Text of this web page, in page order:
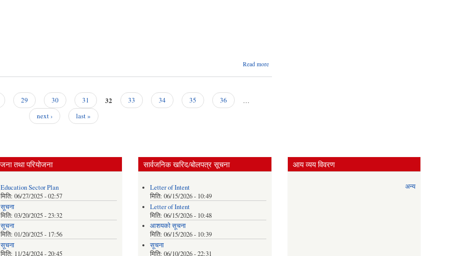
Read moreabout
29 30 31 32 33 34 35 36
…
next ›
last »
तथा परियोजना
Education Sector Plan
मिति:06/27/2025 - 02:57
सूचना
मिति:03/20/2025 - 23:32
सूचना
मिति:01/20/2025 - 17:56
सूचना
मिति: 11/24/2024 - 20:45
सार्वजनिक खरिद/बोलपत्र सूचना
Letter of Intent
मिति: 06/15/2026 - 10:49
Letter of Intent
मिति: 06/15/2026 - 10:48
आशयको सूचना
मिति: 06/15/2026 - 10:39
सूचना
मिति: 06/10/2026 - 22:31
आय व्यय विवरण
अन्य